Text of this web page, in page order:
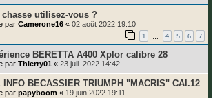
utilisez-vous ?
par Camerone16 « 02 août 2022 19:10
1 4 5 6 7
BERETTA A400 Xplor calibre 28
par Thierry01 « 23 juil. 2022 14:42
INFO BECASSIER TRIUMPH "MACRIS" CAl.12
par papyboom « 19 juin 2022 19:11